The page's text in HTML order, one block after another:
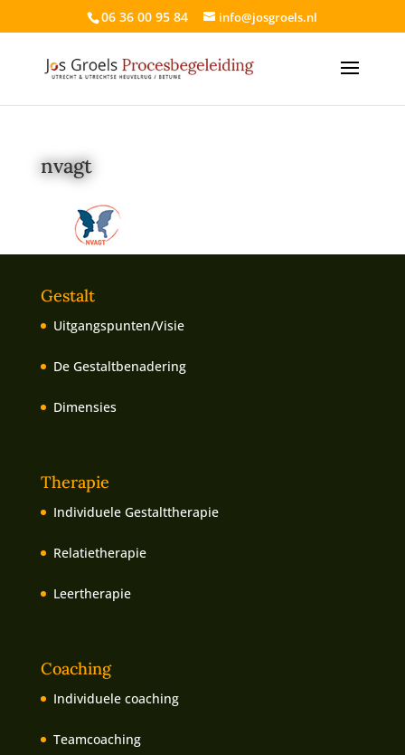
06 36 00 95 84 info@josgroels.nl
nvagt
Gestalt
Uitgangspunten/Visie
De Gestaltbenadering
Dimensies
Therapie
Individuele Gestalttherapie
Relatietherapie
Leertherapie
Coaching
Individuele coaching
Teamcoaching